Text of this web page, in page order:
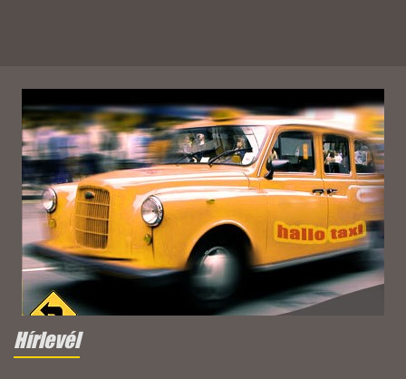
Hírlevél